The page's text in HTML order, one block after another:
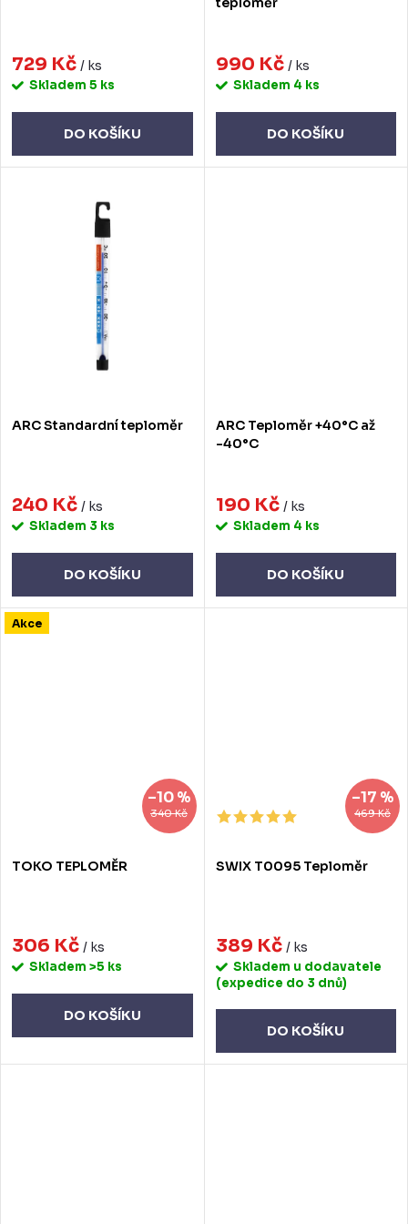
t
ů
k
729 Kč / ks
Skladem 5 ks
DO KOŠÍKU
990 Kč / ks
Skladem 4 ks
DO KOŠÍKU
ARC Standardní teploměr
240 Kč / ks
Skladem 3 ks
DO KOŠÍKU
ARC Teploměr +40°C až
-40°C
190 Kč / ks
Skladem 4 ks
DO KOŠÍKU
Akce
340 Kč
–10 %
TOKO TEPLOMĚR
306 Kč / ks
Skladem >5 ks
DO KOŠÍKU
469 Kč
–17 %
SWIX T0095 Teploměr
389 Kč / ks
Skladem u dodavatele
(expedice do 3 dnů)
DO KOŠÍKU